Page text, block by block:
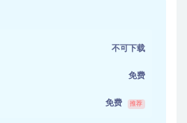
不可下载
免费
免费 推荐